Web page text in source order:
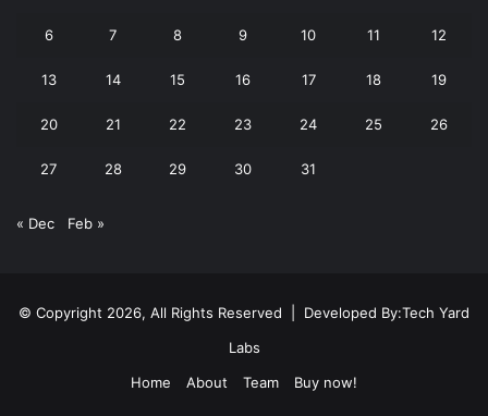
6 7 8 9 10 11 12
13 14 15 16 17 18 19
20 21 22 23 24 25 26
27 28 29 30 31
« Dec Feb »
© Copyright 2026, All Rights Reserved | Developed By:Tech Yard
Labs
Home
About Team Buy now!